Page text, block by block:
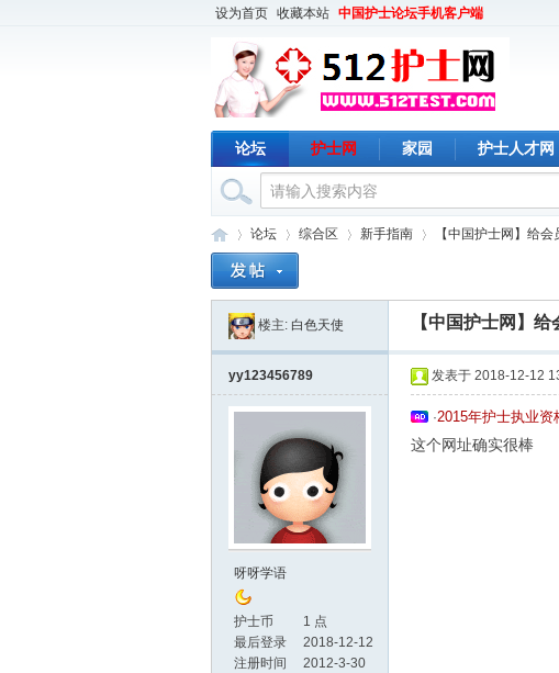
设为首页 收藏本站 中国护士论坛手机客户端
论坛 护士网 家园 护士人才网
›
论坛
›
综合区
›
新手指南 【中国护士网】给
楼主: 白色天使 【中国护士网】
yy123456789
呀呀学语
护士币
1 点
最后登录
2018-12-12
注册时间
2012-3-30
发表于 2018-12-12
·2015年护士执业
这个网址确实很棒